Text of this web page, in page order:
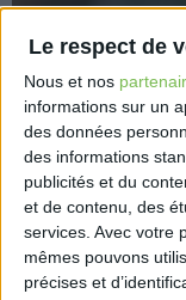
Le respect de
Nous et nos
informations sur un
des données
des informations
publicités et du
et de contenu, des
services. Avec votre
mêmes pouvons
précises et
Avec la réforme
depuis le 1er
d’entreprises
française à tort
fiscale vient de